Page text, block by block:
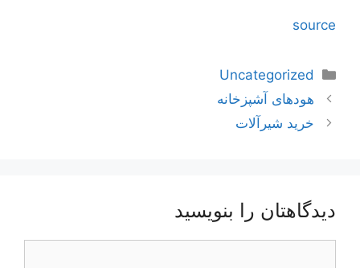
source
دسته‌ها
Uncategorized
ناوبری
نوشته‌ها
هودهای آشپزخانه
خرید شیرآلات
دیدگاهتان را بنویسید